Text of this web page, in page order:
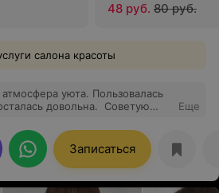
48 руб. 80 руб.
салона красоты
уюта. Пользовалась
довольна. Советую
Еще
Записаться